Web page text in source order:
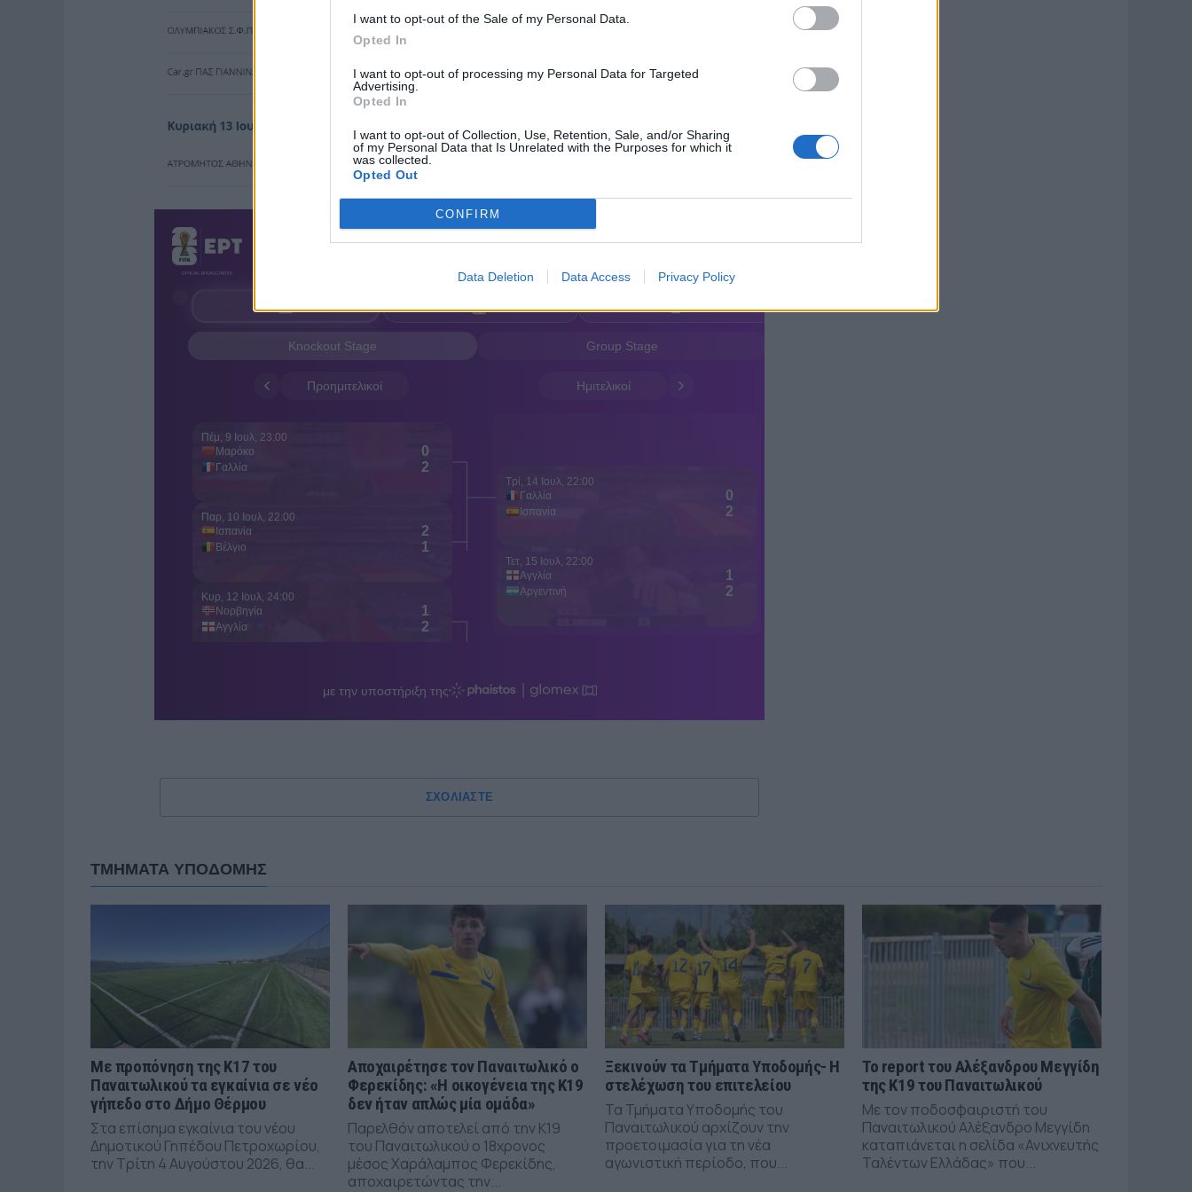
I want to opt-out of the Sale of my Personal Data.
Opted In
I want to opt-out of processing my Personal Data for Targeted
Advertising.
Opted In
I want to opt-out of Collection, Use, Retention, Sale, and/or Sharing
of my Personal Data that Is Unrelated with the Purposes for which it
was collected.
Opted Out
CONFIRM
Data Deletion Data Access Privacy Policy
ΣΧΟΛΙΑΣΤΕ
ΤΜΗΜΑΤΑ ΥΠΟΔΟΜΗΣ
Με προπόνηση της Κ17 του
Παναιτωλικού τα εγκαίνια σε νέο
γήπεδο στο Δήμο Θέρμου
Στα επίσημα εγκαίνια του νέου
Δημοτικού Γηπέδου Πετροχωρίου,
την Τρίτη 4 Αυγούστου 2026, θα...
Αποχαιρέτησε τον Παναιτωλικό ο
Φερεκίδης: «Η οικογένεια της Κ19
δεν ήταν απλώς μία ομάδα»
Παρελθόν αποτελεί από την Κ19
του Παναιτωλικού ο 18χρονος
μέσος Χαράλαμπος Φερεκίδης,
αποχαιρετώντας την...
Ξεκινούν τα Τμήματα Υποδομής- Η
στελέχωση του επιτελείου
Τα Τμήματα Υποδομής του
Παναιτωλικού αρχίζουν την
προετοιμασία για τη νέα
αγωνιστική περίοδο, που...
Το report του Αλέξανδρου Μεγγίδη
της Κ19 του Παναιτωλικού
Με τον ποδοσφαιριστή του
Παναιτωλικού Αλέξανδρο Μεγγίδη
καταπιάνεται η σελίδα «Ανιχνευτής
Ταλέντων Ελλάδας» που...